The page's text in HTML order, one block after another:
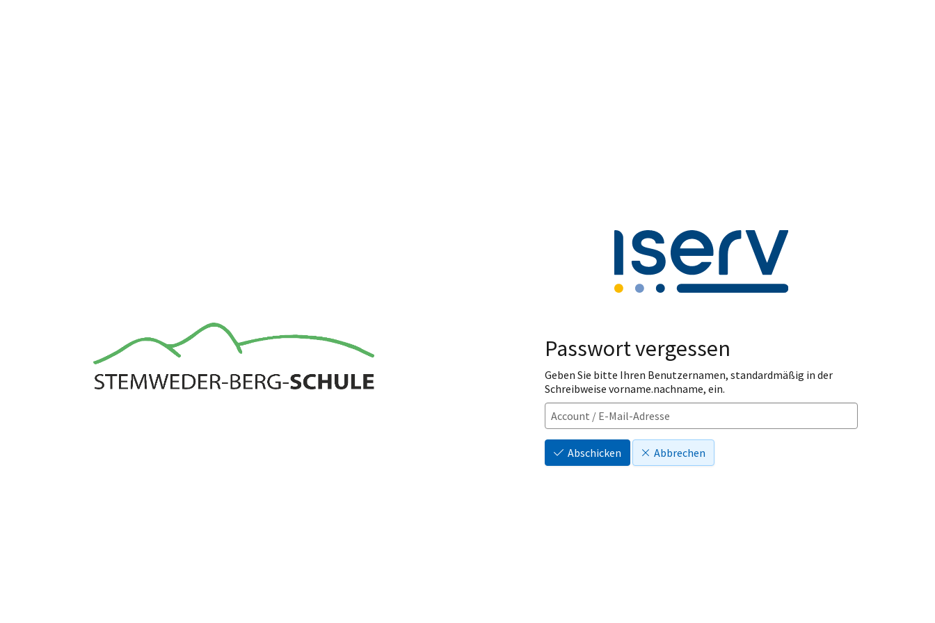
Passwort vergessen
Geben Sie bitte Ihren Benutzernamen, standardmäßig in der
Schreibweise vorname.nachname, ein.
Abschicken Abbrechen